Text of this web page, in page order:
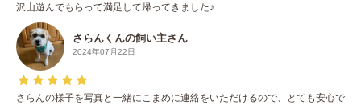
沢山遊んでもらって満足して帰ってきました♪
さらんくんの飼い主さん
2024年07月22日
さらんの様子を写真と一緒にこまめに連絡をいただけるので、とても安心で